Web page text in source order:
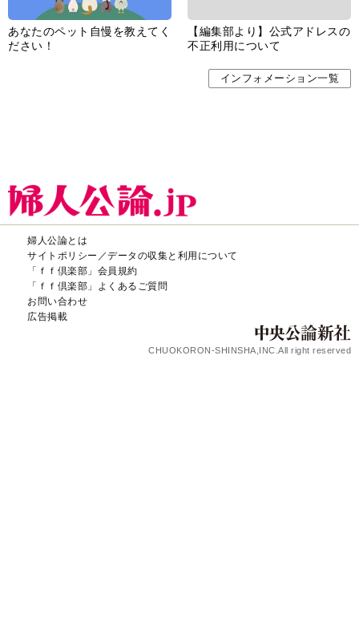
あなたのペット自慢を教えてく
ださい！
【編集部より】公式アドレスの
不正利用について
インフォメーション一覧
婦人公論とは
サイトポリシー／データの収集と利用について
「ｆｆ倶楽部」会員規約
「ｆｆ倶楽部」よくあるご質問
お問い合わせ
広告掲載
CHUOKORON-SHINSHA,INC.All right reserved